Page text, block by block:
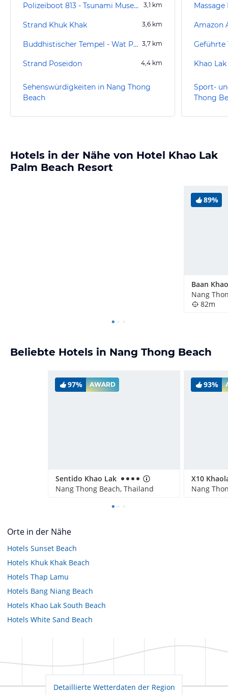
Polizeiboot 813 - Tsunami Museum 3,1 km
Strand Khuk Khak 3,6 km
Buddhistischer Tempel - Wat Phanat Nikhom 3,7 km
Strand Poseidon 4,4 km
Sehenswürdigkeiten in Nang Thong
Beach
Massage
Amazon
Khao
Sport-
Thong
Hotels in der Nähe von Hotel Khao Lak
Palm Beach Resort
89%
Nang
82m
Beliebte Hotels in Nang Thong Beach
97% AWARD
Sentido Khao Lak
Nang Thong Beach, Thailand
93%
X10
Nang
Orte in der Nähe
Hotels Sunset Beach
Hotels Khuk Khak Beach
Hotels Thap Lamu
Hotels Bang Niang Beach
Hotels Khao Lak South Beach
Hotels White Sand Beach
Detaillierte Wetterdaten der Region